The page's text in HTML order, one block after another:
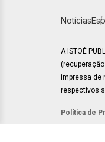
Notícias
A ISTOÉ
impressa de
respectivos
Política de